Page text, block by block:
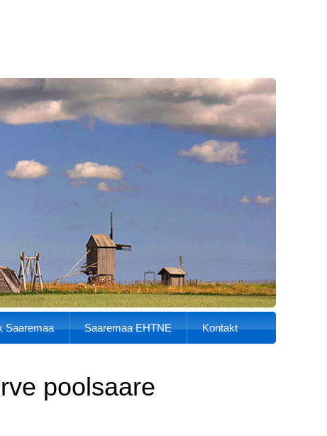
Saaremaa Saaremaa EHTNE Kontakt
poolsaare